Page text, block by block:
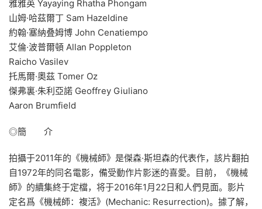
雅雅英 Yayaying Rhatha Phongam
山姆·哈茲爾丁 Sam Hazeldine
約翰·塞納叠姆博 John Cenatiempo
艾倫·波普爾頓 Allan Poppleton
Raicho Vasilev
托馬爾·奧茲 Tomer Oz
傑弗裏·朱利亞諾 Geoffrey Giuliano
Aaron Brumfield
◎簡 介
拍攝于2011年的《機械師》是傑森·斯坦森的代表作，該片翻拍
自1972年的同名電影，備受動作片影迷的喜愛。目前，《機械
師》的續集終于定檔，将于2016年1月22日和人們見面。影片
定名爲《機械師：複活》(Mechanic: Resurrection)。據了解，